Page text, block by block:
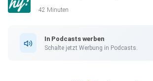
42 Minuten
In Podcasts werben
Schalte jetzt Werbung in Podcasts.